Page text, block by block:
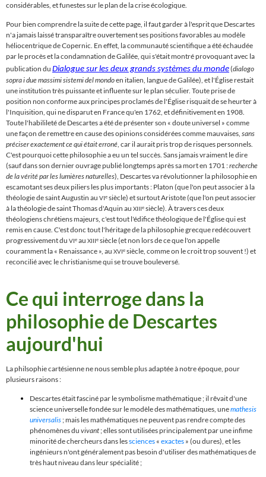
considérables, et funestes sur le plan de la crise écologique.
Pour bien comprendre la suite de cette page, il faut garder à l'esprit que Descartes
n'a jamais laissé transparaître ouvertement ses positions favorables au modèle
héliocentrique de Copernic. En effet, la communauté scientifique a été échaudée
par le procès et la condamnation de Galilée, qui s'était montré provoquant avec la
publication du Dialogue sur les deux grands systèmes du monde(dialogo
sopra i due massimi sistemi del mondoen italien, langue de Galilée), et l'Église restait
une institution très puissante et influente sur le plan séculier. Toute prise de
position non conforme aux principes proclamés de l'Église risquait de se heurter à
l'Inquisition, qui ne disparut en France qu'en 1762, et définitivement en 1908.
Toute l'habilileté de Descartes a été de présenter son « doute universel » comme
une façon de remettre en cause des opinions considérées comme mauvaises, sans
préciser exactement ce qui était erroné, car il aurait pris trop de risques personnels.
C'est pourquoi cette philosophie a eu un tel succès. Sans jamais vraiment le dire
(sauf dans son dernier ouvrage publié longtemps après sa mort en 1701 :recherche
de la vérité par les lumières naturelles), Descartes va révolutionner la philosophie en
escamotant ses deux piliers les plus importants : Platon (que l'on peut associer à la
théologie de saint Augustin au VIe siècle) et surtout Aristote (que l'on peut associer
à la théologie de saint Thomas d'Aquin au XIIIe siècle). À travers ces deux
théologiens chrétiens majeurs, c'est tout l'édifice théologique de l'Églisequi est
remis en cause. C'est donc tout l'héritage de la philosophie grecque redécouvert
progressivement du VIe au XIIIe siècle (et non lors de ce que l'on appelle
couramment la « Renaissance », au XVIe siècle, comme on le croit trop souvent !) et
reconcilié avec le christianisme qui se trouve bouleversé.
Ce qui interroge dans la
philosophie de Descartes
aujourd'hui
La philsophie cartésienne ne nous semble plus adaptée à notre époque, pour
plusieurs raisons :
Descartes était fasciné par le symbolisme mathématique ; il rêvait d'une
science universelle fondée sur le modèle des mathématiques, unemathesis
universalis; mais les mathématiques ne peuvent pas rendre compte des
phénomènes du vivant; elles sont utilisées principalement par une infime
minorité de chercheurs dans lessciences « exactes » (ou dures), et les
ingénieurs n'ont généralement pas besoin d'utiliser des mathématiques de
très haut niveau dans leur spécialité ;